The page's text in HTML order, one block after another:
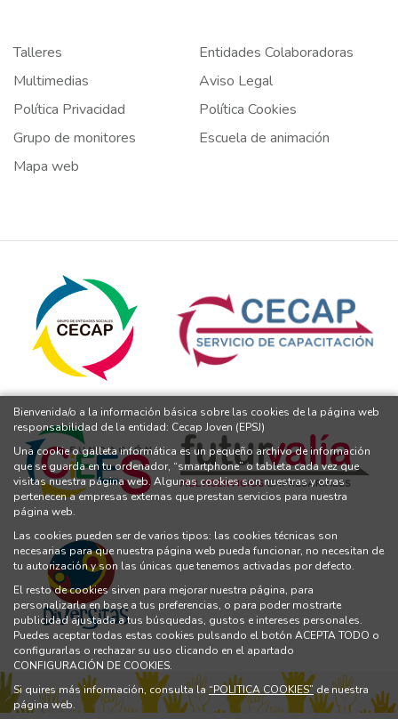
Talleres
Entidades Colaboradoras
Multimedias
Aviso Legal
Política Privacidad
Política Cookies
Grupo de monitores
Escuela de animación
Mapa web
Bienvenida/o a la información básica sobre las cookies de la página web
responsabilidad de la entidad: Cecap Joven (EPSJ)
Una cookie o galleta informática es un pequeño archivo de información
que se guarda en tu ordenador, “smartphone” o tableta cada vez que
visitas nuestra página web. Algunas cookies son nuestras y otras
pertenecen a empresas externas que prestan servicios para nuestra
página web.
Las cookies pueden ser de varios tipos: las cookies técnicas son
necesarias para que nuestra página web pueda funcionar, no necesitan de
tu autorización y son las únicas que tenemos activadas por defecto.
El resto de cookies sirven para mejorar nuestra página, para
personalizarla en base a tus preferencias, o para poder mostrarte
publicidad ajustada a tus búsquedas, gustos e intereses personales.
Puedes aceptar todas estas cookies pulsando el botón ACEPTA TODO o
configurarlas o rechazar su uso clicando en el apartado
CONFIGURACIÓN DE COOKIES.
Si quires más información, consulta la“POLITICA COOKIES” de nuestra
página web.